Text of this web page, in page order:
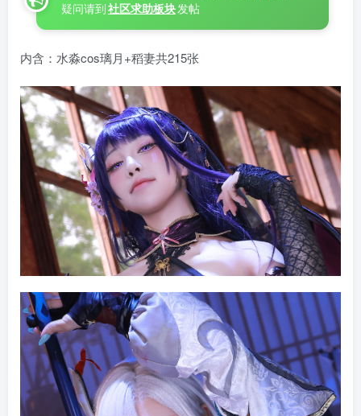
疑问请到社区求助板块发帖
内含：水淼cos璃月+稻妻共215张